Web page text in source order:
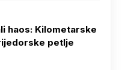
haos: Kilometarske
petlje